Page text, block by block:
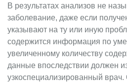
В результатах анализов не
заболевание, даже если
указывают на ту или иную
содержится информация по
увеличенному количеству
данные впоследствии должен
узкоспециализированный